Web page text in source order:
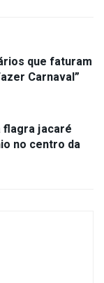
que faturam
Carnaval”
flagra jacaré
no centro da